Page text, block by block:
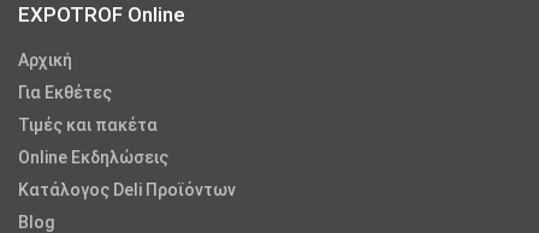
EXPOTROF Online
Αρχική
Για Εκθέτες
Τιμές και πακέτα
Online Εκδηλώσεις
Κατάλογος Deli Προϊόντων
Blog